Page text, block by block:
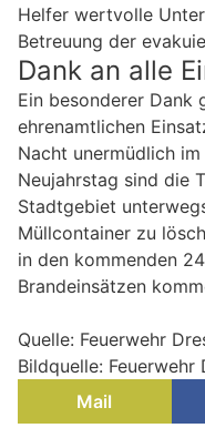
Helfer wertvolle
Betreuung der
Dank an alle
Ein besonderer Dank
ehrenamtlichen
Nacht unermüdlich
Neujahrstag sind die
Stadtgebiet
Müllcontainer zu
in den kommenden
Brandeinsätzen
Quelle: Feuerwehr
Bildquelle: Feuerwehr
Mail